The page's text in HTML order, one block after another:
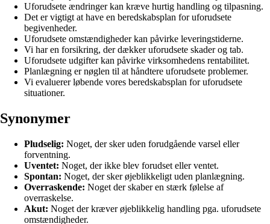
Uforudsete ændringer kan kræve hurtig handling og tilpasning.
Det er vigtigt at have en beredskabsplan for uforudsete
begivenheder.
Uforudsete omstændigheder kan påvirke leveringstiderne.
Vi har en forsikring, der dækker uforudsete skader og tab.
Uforudsete udgifter kan påvirke virksomhedens rentabilitet.
Planlægning er nøglen til at håndtere uforudsete problemer.
Vi evaluerer løbende vores beredskabsplan for uforudsete
situationer.
Synonymer
Pludselig: Noget, der sker uden forudgående varsel eller
forventning.
Uventet: Noget, der ikke blev forudset eller ventet.
Spontan: Noget, der sker øjeblikkeligt uden planlægning.
Overraskende: Noget der skaber en stærk følelse af
overraskelse.
Akut: Noget der kræver øjeblikkelig handling pga. uforudsete
omstændigheder.